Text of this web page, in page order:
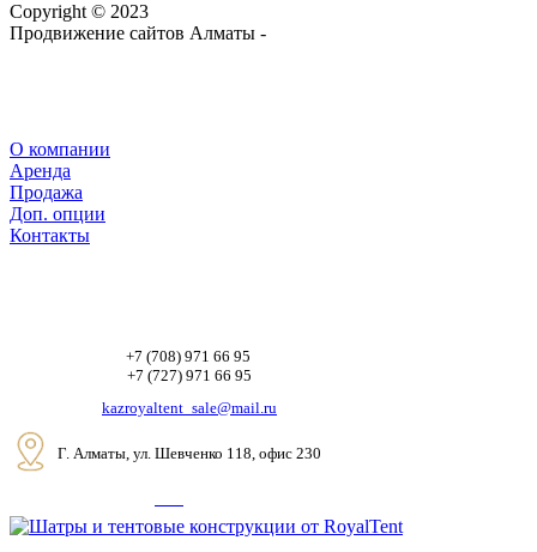
Copyright © 2023
Продвижение сайтов Алматы -
О компании
Аренда
Продажа
Доп. опции
Контакты
+7 (708) 971 66 95
+7 (727) 971 66 95
kazroyaltent_sale@mail.ru
Г. Алматы, ул. Шевченко 118, офис 230